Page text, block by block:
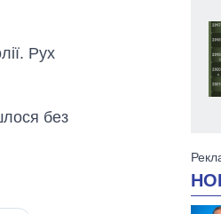
Рух
без
Україні до і під час